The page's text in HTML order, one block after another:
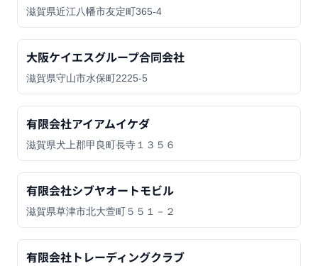
滋賀県近江八幡市友定町365-4
大阪ケイエスグループ合同会社
滋賀県守山市水保町2225-5
有限会社アイアムイケダ
滋賀県犬上郡甲良町長寺１３５６
有限会社シブヤオートモビル
滋賀県草津市北大萱町５５１－２
有限会社トレーディングクラブ